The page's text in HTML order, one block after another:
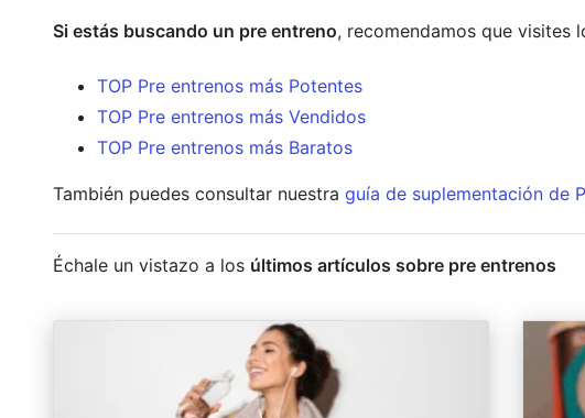
Si estás buscando un pre entreno, recomendamos que visites
TOP Pre entrenos más Potentes
TOP Pre entrenos más Vendidos
TOP Pre entrenos más Baratos
También puedes consultar nuestra guía de suplementación de
Échale un vistazo a los últimos artículos sobre pre entrenos